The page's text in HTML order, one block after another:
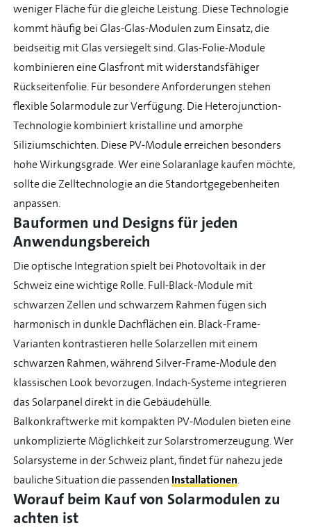
weniger Fläche für die gleiche Leistung. Diese Technologie
kommt häufig bei Glas-Glas-Modulen zum Einsatz, die
beidseitig mit Glas versiegelt sind. Glas-Folie-Module
kombinieren eine Glasfront mit widerstandsfähiger
Rückseitenfolie. Für besondere Anforderungen stehen
flexible Solarmodule zur Verfügung. Die Heterojunction-
Technologie kombiniert kristalline und amorphe
Siliziumschichten. Diese PV-Module erreichen besonders
hohe Wirkungsgrade. Wer eine Solaranlage kaufen möchte,
sollte die Zelltechnologie an die Standortgegebenheiten
anpassen.
Bauformen und Designs für jeden
Anwendungsbereich
Die optische Integration spielt bei Photovoltaik in der
Schweiz eine wichtige Rolle. Full-Black-Module mit
schwarzen Zellen und schwarzem Rahmen fügen sich
harmonisch in dunkle Dachflächen ein. Black-Frame-
Varianten kontrastieren helle Solarzellen mit einem
schwarzen Rahmen, während Silver-Frame-Module den
klassischen Look bevorzugen. Indach-Systeme integrieren
das Solarpanel direkt in die Gebäudehülle.
Balkonkraftwerke mit kompakten PV-Modulen bieten eine
unkomplizierte Möglichkeit zur Solarstromerzeugung. Wer
Solarsysteme in der Schweiz plant, findet für nahezu jede
bauliche Situation die passenden Installationen.
Worauf beim Kauf von Solarmodulen zu
achten ist